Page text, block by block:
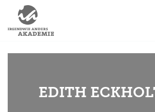
NAVIGATION ÜBERSPRINGEN
STARTSEITE
AUSBILDUNGEN
FORTBILDUNGEN
EDITH